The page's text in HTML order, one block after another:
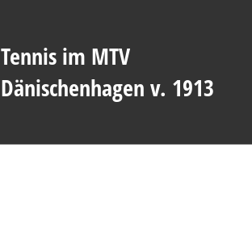
Tennis im MTV
Dänischenhagen v. 1913